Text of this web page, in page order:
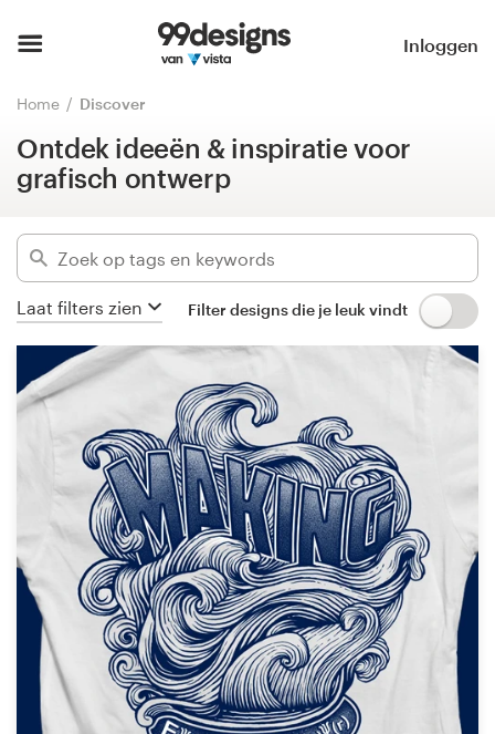
Inloggen
Home Discover
Ontdek ideeën & inspiratie voor
grafisch ontwerp
Laat filters zien Filter designs die je leuk vindt
Blader door categorieën
Hoe het werkt
Inspiratie
99designs Pro
Ontwerpdiensten
Ontwerpwedstrijden
1-op-1 projecten
Vind een designer
Ontdek inspiratie
99designs Studio
Ontdek ideeën & inspiratie voor
grafisch ontwerp
alle designs
Bedrijfssectoren